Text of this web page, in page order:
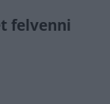
felvenni